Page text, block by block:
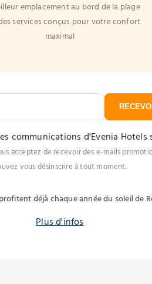
emplacement au bord de la plage
services conçus pour votre confort
maximal
communications d'Evenia Hotels
acceptez de recevoir des e-mails
vous désinscrire à tout moment.
déjà chaque année du soleil de
Plus d'infos